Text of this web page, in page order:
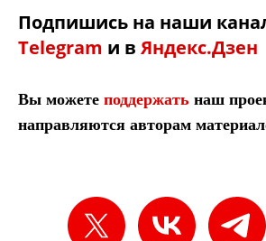
Подпишись на наши
Telegram и в Яндекс.Дзен
Вы можете поддержать наш
направляются авторам